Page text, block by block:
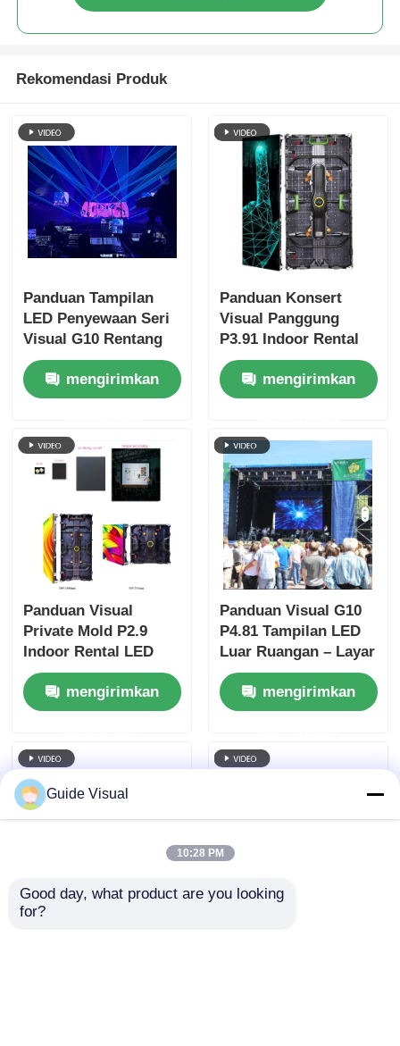
Rekomendasi Produk
Panduan Tampilan
LED Penyewaan Seri
Visual G10 Rentang
Lengkap P2.6 hingga
P4.81, Lemari yang
Dapat Dipertukarkan
mengirimkan
Panduan Konsert
Visual Panggung
P3.91 Indoor Rental
LED Display untuk
Tur, Quick Lock Dual
Backup
mengirimkan
Panduan Visual
Private Mold P2.9
Indoor Rental LED
Display vs Public
Mold, Cabinet Anti-
Collision yang Lebih
mengirimkan
Panduan Visual G10
P4.81 Tampilan LED
Luar Ruangan – Layar
Sewa Tahan Lama &
Hemat Biaya untuk
Distributor
mengirimkan
Guide Visual
10:28 PM
Good day, what product are you looking
for?